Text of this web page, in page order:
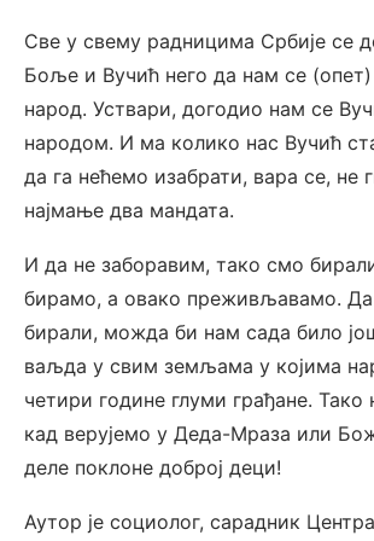
Све у свему радницима Србије се
Боље и Вучић него да нам се
народ. Уствари, догодио нам се
народом. И ма колико нас Вучић
да га нећемо изабрати, вара се, не
најмање два мандата.
И да не заборавим, тако смо
бирамо, а овако преживљавамо. Да
бирали, можда би нам сада било
ваљда у свим земљама у којима
четири године глуми грађане. Тако
кад верујемо у Деда-Мраза или
деле поклоне доброј деци!
Аутор је социолог, сарадник